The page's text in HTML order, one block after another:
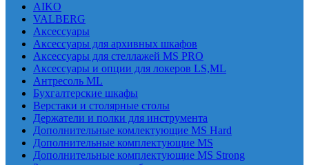
AIKO
VALBERG
Аксессуары
Аксессуары для архивных шкафов
Аксессуары для стеллажей MS PRO
Аксессуары и опции для локеров LS,ML
Антресоль ML
Бухгалтерские шкафы
Верстаки и столярные столы
Держатели и полки для инструмента
Дополнительные комлектующие MS Hard
Дополнительные комплектующие MS
Дополнительные комплектующие MS Strong